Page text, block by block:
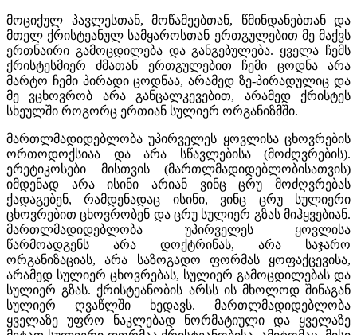
მოციქულ პავლესთან, მოწამეებთან, წმინდანებთან და
მთელ ქრისტეანულ სამყაროსთან ერთგულებით მე მაქვს
ერთნაირი გამოცდილება და განგებულება. ყველა ჩემს
ქრისტესმიერ ძმათან ერთგულებით ჩემი ცოდნა არა
მარტო ჩემი პირადი ცოდნაა, არამედ ზე-პირადულიც და
მე ვცხოვრობ არა განცალკევებით, არამედ ქრისტეს
სხეულში როგორც ერთიან სულიერ ორგანიზმში.
მართლმადიდებლობა უპირველეს ყოვლისა ცხოვრების
ორთოდოქსიაა და არა სწავლებისა (მოძღვრების).
ერეტიკოსები მისთვის (მართლმადიდებლობისათვის)
იმდენად არა ისინი არიან ვინც ცრუ მოძღვრებას
ქადაგებენ, რამდენადაც ისინი, ვინც ცრუ სულიერი
ცხოვრებით ცხოვრობენ და ცრუ სულიერ გზას მიჰყვებიან.
მართლმადიდებლობა უპირველეს ყოვლისა
წარმოადგენს არა დოქტრინას, არა საჯარო
ორგანიზაციას, არა საზოგადო ფორმას ყოფაქცევისა,
არამედ სულიერ ცხოვრებას, სულიერ გამოცდილებას და
სულიერ გზას. ქრისტეანობის არსს ის მხოლოდ შინაგან
სულიერ ღვაწლში ხედავს. მართლმადიდებლობა
ყველაზე უფრო ნაკლებად ნორმატიული და ყველაზე